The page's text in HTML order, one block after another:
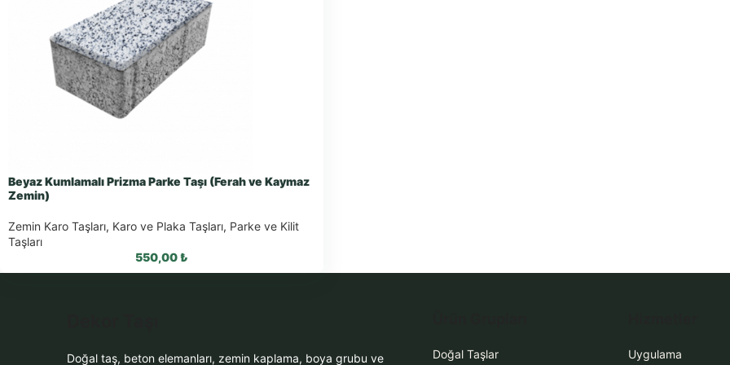
Beyaz Kumlamalı Prizma Parke Taşı (Ferah ve Kaymaz
Zemin)
Zemin Karo Taşları, Karo ve Plaka Taşları, Parke ve Kilit
Taşları
550,00₺
Doğal taş, beton elemanları, zemin kaplama, boya grubu ve Doğal Taşlar Uygulama